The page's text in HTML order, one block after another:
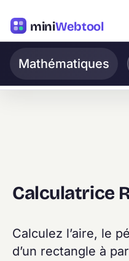
miniWebtool
Mathématiques
Calculatrice
Calculez l’aire, le
d’un rectangle à